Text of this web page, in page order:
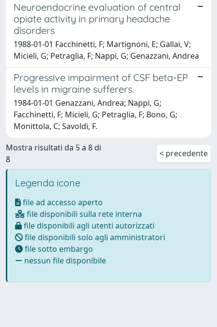
Neuroendocrine evaluation of central
opiate activity in primary headache
disorders
1988-01-01 Facchinetti, F; Martignoni, E; Gallai, V;
Micieli, G; Petraglia, F; Nappi, G; Genazzani, Andrea
Progressive impairment of CSF beta-EP
levels in migraine sufferers.
1984-01-01 Genazzani, Andrea; Nappi, G;
Facchinetti, F; Micieli, G; Petraglia, F; Bono, G;
Monittola, C; Savoldi, F.
Mostra risultati da 5 a 8 di
8
< precedente
Legenda icone
file ad accesso aperto
file disponibili sulla rete interna
file disponibili agli utenti autorizzati
file disponibili solo agli amministratori
file sotto embargo
nessun file disponibile